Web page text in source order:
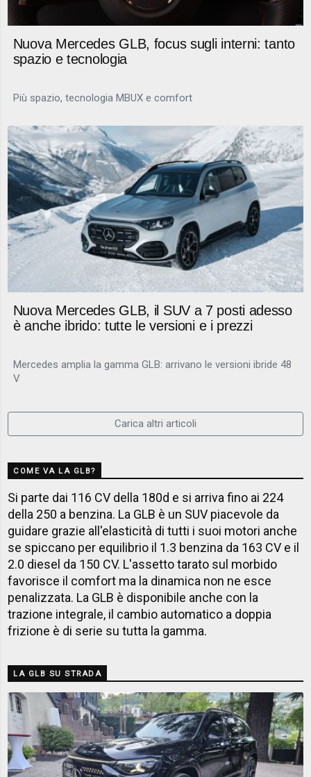
Nuova Mercedes GLB, focus sugli interni: tanto
spazio e tecnologia
Più spazio, tecnologia MBUX e comfort
Nuova Mercedes GLB, il SUV a 7 posti adesso
è anche ibrido: tutte le versioni e i prezzi
Mercedes amplia la gamma GLB: arrivano le versioni ibride 48
V
Carica altri articoli
COME VA LA GLB?
Si parte dai 116 CV della 180d e si arriva fino ai 224
della 250 a benzina. La GLB è un SUV piacevole da
guidare grazie all'elasticità di tutti i suoi motori anche
se spiccano per equilibrio il 1.3 benzina da 163 CV e il
2.0 diesel da 150 CV. L'assetto tarato sul morbido
favorisce il comfort ma la dinamica non ne esce
penalizzata. La GLB è disponibile anche con la
trazione integrale, il cambio automatico a doppia
frizione è di serie su tutta la gamma.
LA GLB SU STRADA